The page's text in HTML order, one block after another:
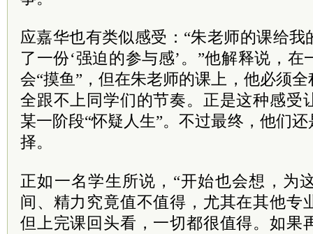
应嘉华也有类似感受：“朱老师的课给
了一份‘强迫的参与感’。”他解释说，
会“摸鱼”，但在朱老师的课上，他必须
全跟不上同学们的节奏。正是这种感受
某一阶段“怀疑人生”。不过最终，他们
择。
正如一名学生所说，“开始也会想，为
间、精力究竟值不值得，尤其在其他专
但上完课回头看，一切都很值得。如果